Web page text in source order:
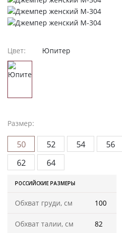
Женская одежда
Домашняя одежда
Комплекты женские
Куртка женская на молнии
Рекомендуем
Футболки и блузки
Цвет: Юпитер
Размер:
50
РОССИЙСКИЕ РАЗМЕРЫ
Обхват груди, см 100
Обхват талии, см 82
52 54 56
62
64